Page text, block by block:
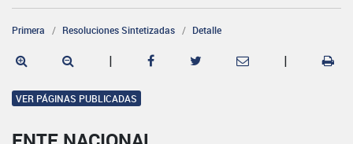
Primera Resoluciones Sintetizadas Detalle
| |
VER PÁGINAS PUBLICADAS